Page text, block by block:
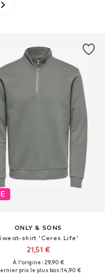
ONLY & SONS
shirt 'Ceres Life'
21,51 €
À l'origine : 29,90 €
prix le plus bas :14,90 €